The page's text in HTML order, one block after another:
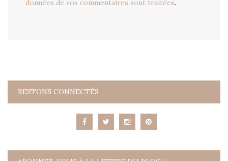
données de vos commentaires sont traitées.
RESTONS CONNECTÉS